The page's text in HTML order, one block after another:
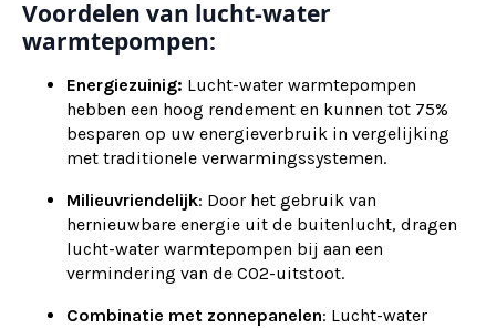
Voordelen van lucht-water
warmtepompen:
Energiezuinig: Lucht-water warmtepompen
hebben een hoog rendement en kunnen tot 75%
besparen op uw energieverbruik in vergelijking
met traditionele verwarmingssystemen.
Milieuvriendelijk: Door het gebruik van
hernieuwbare energie uit de buitenlucht, dragen
lucht-water warmtepompen bij aan een
vermindering van de CO2-uitstoot.
Combinatie met zonnepanelen: Lucht-water